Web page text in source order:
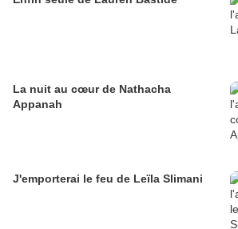
La nuit au cœur de Nathacha
Appanah
J'emporterai le feu de Leïla Slimani